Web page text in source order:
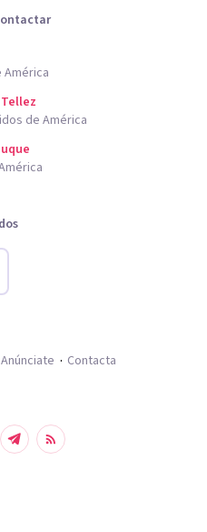
América
de América
Anúnciate Contacta